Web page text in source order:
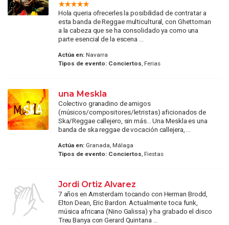
Hola queria ofrecerles la posibilidad de contratar a
esta banda de Reggae multicultural, con Ghettoman
a la cabeza que se ha consolidado ya como una
parte esencial de la escena ...
Actúa en:Navarra
Tipos de evento: Conciertos, Ferias
una Meskla
Colectivo granadino de amigos
(músicos/compositores/letristas) aficionados de
Ska/Reggae callejero, sin más... Una Meskla es una
banda de ska reggae de vocación callejera, ...
Actúa en:Granada, Málaga
Tipos de evento: Conciertos, Fiestas
Jordi Ortiz Alvarez
7 años en Amsterdam tocando con Herman Brodd,
Elton Dean, Eric Bardon. Actualmente toca funk,
música africana (Nino Galissa) y ha grabado el disco
Treu Banya con Gerard Quintana ...